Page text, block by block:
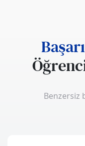
Benzersiz